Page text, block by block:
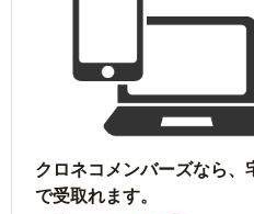
クロネコメンバーズなら、
で受取れます。